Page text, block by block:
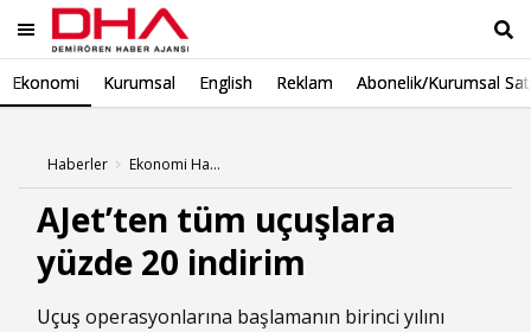
Ekonomi Kurumsal English Reklam Abonelik/Kurumsal
Haberler Ekonomi Haberleri
AJet’ten tüm uçuşlara
yüzde 20 indirim
Uçuş operasyonlarına başlamanın birinci yılını